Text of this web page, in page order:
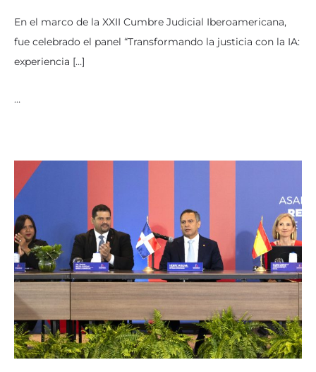
En el marco de la XXII Cumbre Judicial Iberoamericana,
fue celebrado el panel “Transformando la justicia con la IA:
experiencia […]
…